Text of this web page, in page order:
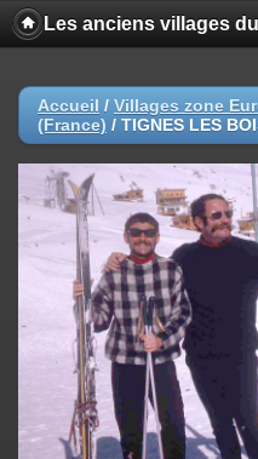
Les anciens villages
Accueil / Villages zone
(France) / TIGNES LES